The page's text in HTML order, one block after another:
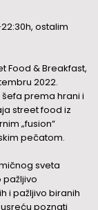
ostalim
Food & Breakfast,
2022.
prema hrani i
street food iz
„fusion“
pečatom.
sveta
pažljivo
i pažljivo biranih
poznati